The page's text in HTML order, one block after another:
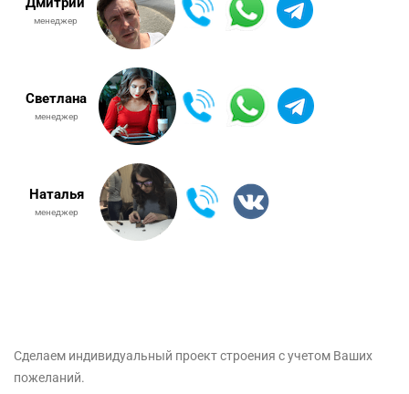
менеджер
Светлана
менеджер
Наталья
менеджер
Сделаем индивидуальный проект строения с учетом Ваших
пожеланий.